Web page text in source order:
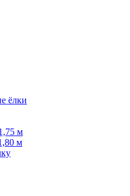
ёлки
м
м